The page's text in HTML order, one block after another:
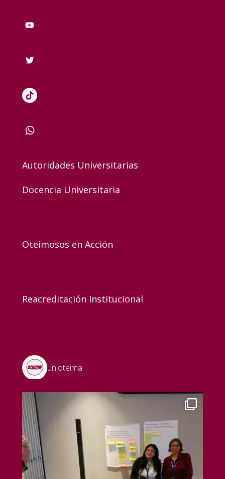
Autoridades Universitarias
Docencia Universitaria
Oteimosos en Acción
Reacreditación Institucional
unioteima